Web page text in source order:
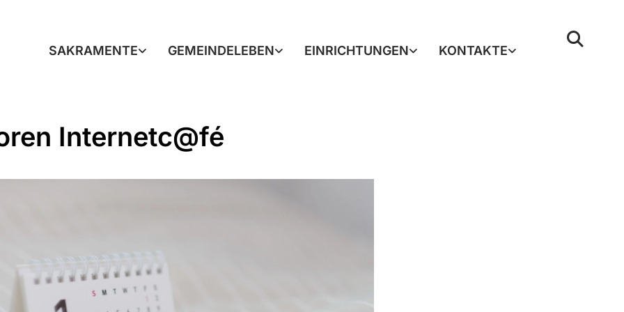
SAKRAMENTE GEMEINDELEBEN EINRICHTUNGEN KONTAKTE
Internetc@fé